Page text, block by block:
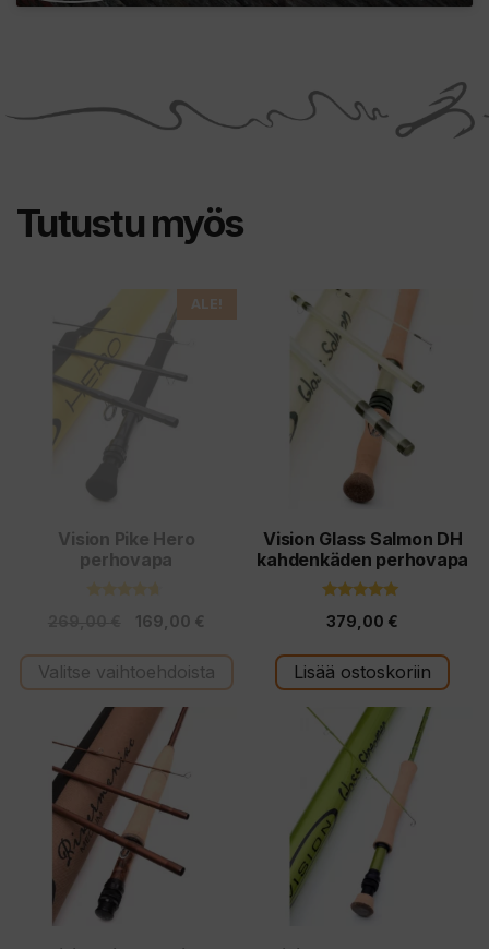
Tutustu myös
ALE!
Vision Pike Hero
perhovapa
5:stäAlkuperäinen
oli:
269,00 €.
169,00 €
on:
Valitse vaihtoehdoista
tuotteella
useampi
muunnelma.
tuotteen
Vision Glass Salmon DH
kahdenkäden perhovapa
5:stä
379,00 €
Lisää ostoskoriin
tuotteella
useampi
muunnelma.
tehdä
valinnat